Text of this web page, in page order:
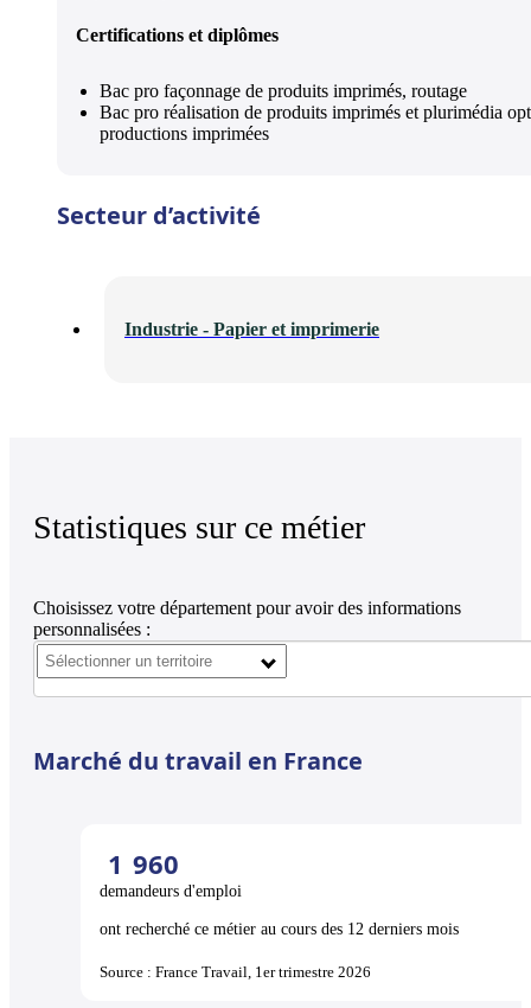
Certifications et diplômes
Bac pro façonnage de produits imprimés, routage
Bac pro réalisation de produits imprimés et plurimédia
productions imprimées
Secteur d’activité
Industrie - Papier et imprimerie
Statistiques sur ce métier
Choisissez votre département pour avoir des informations
personnalisées :
Marché du travail en France
1 960
demandeurs d'emploi
ont recherché ce métier au cours des 12 derniers mois
Source : France Travail, 1er trimestre 2026